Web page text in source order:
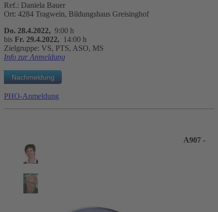
Ref.: Daniela Bauer
Ort: 4284 Tragwein, Bildungshaus Greisinghof
Do. 28.4.2022, 9:00 h
bis Fr. 29.4.2022, 14:00 h
Zielgruppe: VS, PTS, ASO, MS
Info zur Anmeldung
PHO-Anmeldung
A907 -